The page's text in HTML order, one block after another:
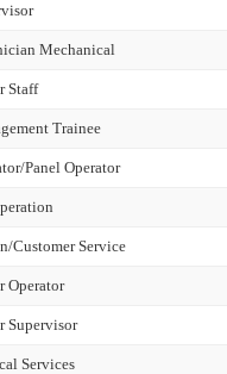
Mechanical
Staff
Trainee
Panel Operator
Customer Service
Operator
Supervisor
Services